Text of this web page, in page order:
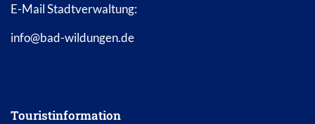
E-Mail Stadtverwaltung:
info@bad-wildungen.de
Touristinformation